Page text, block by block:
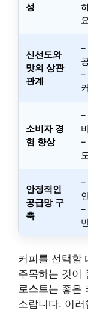
성
신선도와
맛의 상관
관계
–
–
소비자 경
험 향상
–
–
안정적인
공급망 구
축
–
–
커피를 선택할
주목하는 것이
로스트는 좋은
소랍니다. 이